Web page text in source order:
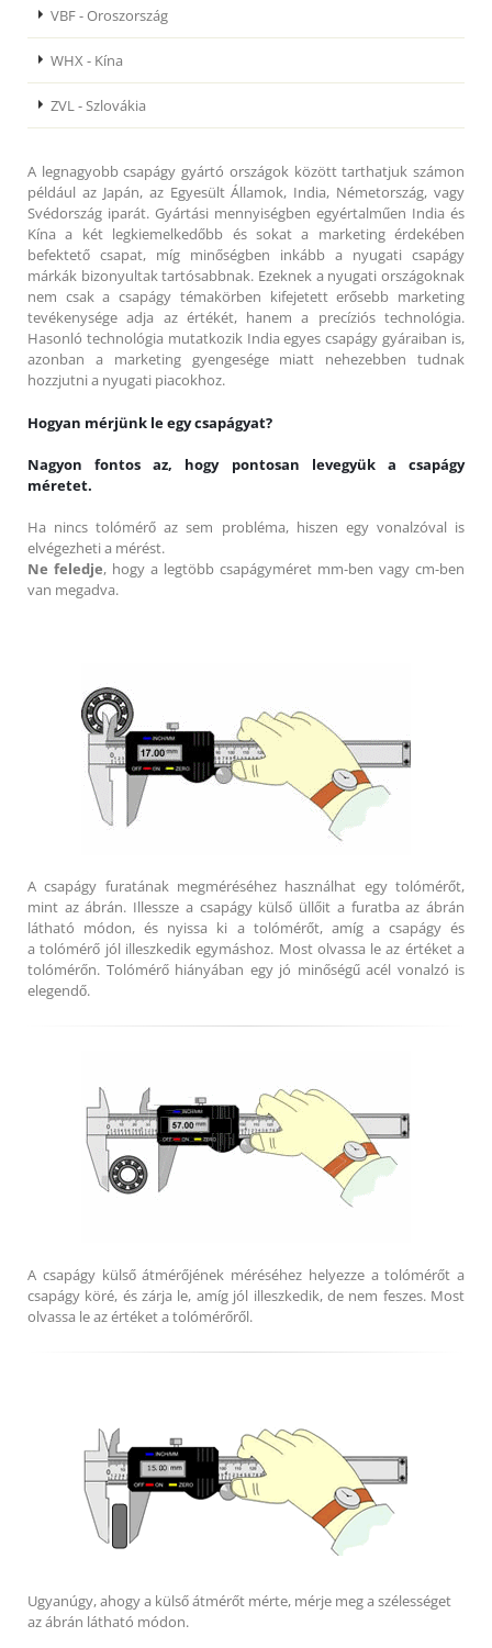
VBF - Oroszország
WHX - Kína
ZVL - Szlovákia
A legnagyobb csapágy gyártó országok között tarthatjuk számon
például az Japán, az Egyesült Államok, India, Németország, vagy
Svédország iparát. Gyártási mennyiségben egyértalműen India és
Kína a két legkiemelkedőbb és sokat a marketing érdekében
befektető csapat, míg minőségben inkább a nyugati csapágy
márkák bizonyultak tartósabbnak. Ezeknek a nyugati országoknak
nem csak a csapágy témakörben kifejetett erősebb marketing
tevékenysége adja az értékét, hanem a precíziós technológia.
Hasonló technológia mutatkozik India egyes csapágy gyáraiban is,
azonban a marketing gyengesége miatt nehezebben tudnak
hozzjutni a nyugati piacokhoz.
Hogyan mérjünk le egy csapágyat?
Nagyon fontos az, hogy pontosan levegyük a csapágy
méretet.
Ha nincs tolómérő az sem probléma, hiszen egy vonalzóval is
elvégezheti a mérést.
Ne feledje, hogy a legtöbb csapágyméret mm-ben vagy cm-ben
van megadva.
A csapágy furatának megméréséhez használhat egy tolómérőt,
mint az ábrán. Illessze a csapágy külső üllőit a furatba az ábrán
látható módon, és nyissa ki a tolómérőt, amíg a csapágy és
a tolómérő jól illeszkedik egymáshoz. Most olvassa le az értéket a
tolómérőn. Tolómérő hiányában egy jó minőségű acél vonalzó is
elegendő.
A csapágy külső átmérőjének méréséhez helyezze a tolómérőt a
csapágy köré, és zárja le, amíg jól illeszkedik, de nem feszes. Most
olvassa le az értéket a tolómérőről.
Ugyanúgy, ahogy a külső átmérőt mérte, mérje meg a szélességet
az ábrán látható módon.